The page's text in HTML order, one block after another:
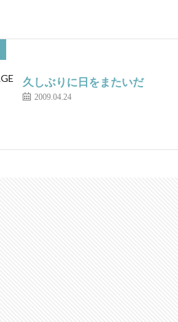
久しぶりに日をまたいだ
2009.04.24